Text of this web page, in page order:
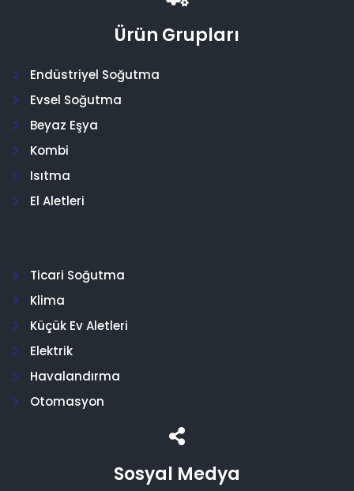
Ürün Grupları
Endüstriyel Soğutma
Evsel Soğutma
Beyaz Eşya
Kombi
Isıtma
El Aletleri
Ticari Soğutma
Klima
Küçük Ev Aletleri
Elektrik
Havalandırma
Otomasyon
Sosyal Medya